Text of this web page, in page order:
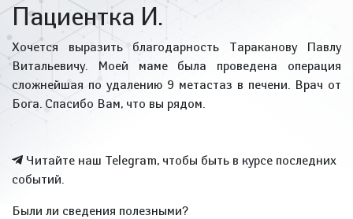
Пациентка И.
Хочется выразить благодарность Тараканову Павлу
Витальевичу. Моей маме была проведена операция
сложнейшая по удалению 9 метастаз в печени. Врач от
Бога. Спасибо Вам, что вы рядом.
Читайте наш Telegram, чтобы быть в курсе последних
событий.
Были ли сведения полезными?